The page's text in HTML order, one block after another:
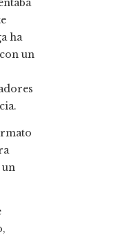
ha
un
un